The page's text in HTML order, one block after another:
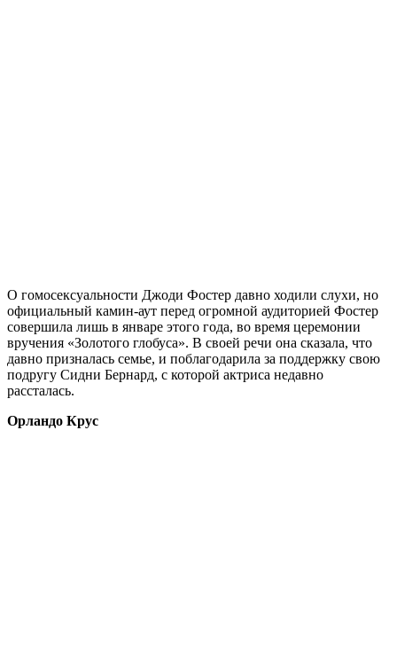
О гомосексуальности Джоди Фостер давно ходили слухи, но
официальный камин-аут перед огромной аудиторией Фостер
совершила лишь в январе этого года, во время церемонии
вручения «Золотого глобуса». В своей речи она сказала, что
давно призналась семье, и поблагодарила за поддержку свою
подругу Сидни Бернард, с которой актриса недавно
рассталась.
Орландо Крус